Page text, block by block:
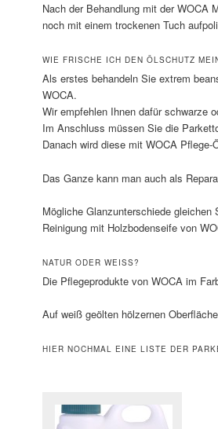
Nach der Behandlung mit der WOCA
noch mit einem trockenen Tuch
WIE FRISCHE ICH DEN ÖLSCHUTZ
Als erstes behandeln Sie extrem
WOCA.
Wir empfehlen Ihnen dafür schwarze
Im Anschluss müssen Sie die
Danach wird diese mit WOCA
Das Ganze kann man auch als
Mögliche Glanzunterschiede
Reinigung mit Holzbodenseife von
NATUR ODER WEISS?
Die Pflegeprodukte von WOCA im
Auf weiß geölten hölzernen
HIER NOCHMAL EINE LISTE DER